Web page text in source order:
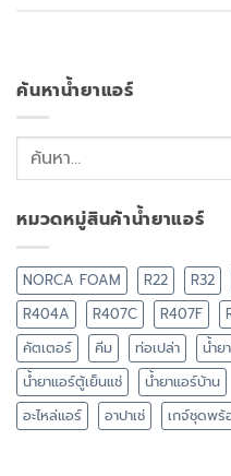
ค้นหาน้ำยาแอร์
หมวดหมู่สินค้าน้ำยาแอร์
NORCA FOAM R22 R32
R404A
R407C R407F
คัตเตอร์
คีม ท่อเปล่า น้ำย
น้ำยาแอร์ตู้เย็นแช่
น้ำยาแอร์บ้าน
อะไหล่แอร์
อาปาเช่ เกจ์ชุดพร้